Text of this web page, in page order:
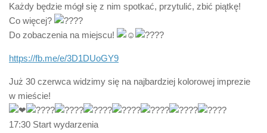
Każdy będzie mógł się z nim spotkać, przytulić, zbić piątkę!
Co więcej?
Do zobaczenia na miejscu!
https://fb.me/e/3D1DUoGY9
Już 30 czerwca widzimy się na najbardziej kolorowej imprezie
w mieście!
17:30 Start wydarzenia